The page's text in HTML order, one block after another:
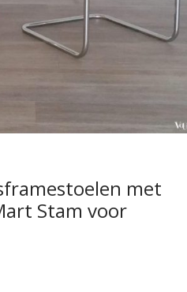
met
Stam voor